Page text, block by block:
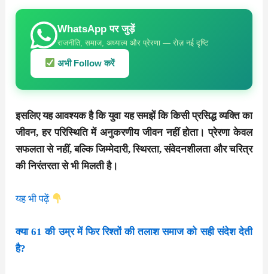
WhatsApp पर जुड़ें
राजनीति, समाज, अध्यात्म और प्रेरणा — रोज़ नई दृष्टि
अभी Follow करें
इसलिए यह आवश्यक है कि युवा यह समझें कि किसी प्रसिद्ध व्यक्ति का
जीवन, हर परिस्थिति में अनुकरणीय जीवन नहीं होता। प्रेरणा केवल
सफलता से नहीं, बल्कि जिम्मेदारी, स्थिरता, संवेदनशीलता और चरित्र
की निरंतरता से भी मिलती है।
यह भी पढ़ें
क्या 61 की उम्र में फिर रिश्तों की तलाश समाज को सही संदेश देती
है?